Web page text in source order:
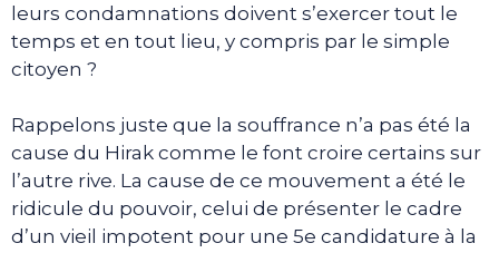
leurs condamnations doivent s’exercer tout le
temps et en tout lieu, y compris par le simple
citoyen ?
Rappelons juste que la souffrance n’a pas été la
cause du Hirak comme le font croire certains sur
l’autre rive. La cause de ce mouvement a été le
ridicule du pouvoir, celui de présenter le cadre
d’un vieil impotent pour une 5e candidature à la